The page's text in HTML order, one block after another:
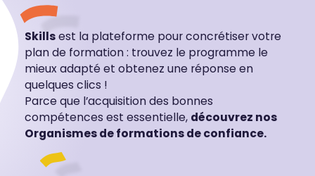
Skillsest la plateforme pour concrétiser votre
plan de formation : trouvez le programme le
mieux adapté et obtenez une réponse en
quelques clics !
Parce que l’acquisition des bonnes
compétences est essentielle, découvrez nos
Organismes de formations de confiance.